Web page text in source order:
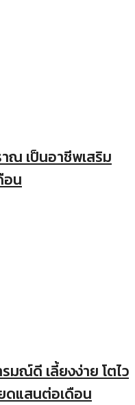
ณ เป็นอาชีพเสริม
อน
มณ์ดี เลี้ยงง่าย โตไว
ดแสนต่อเดือน